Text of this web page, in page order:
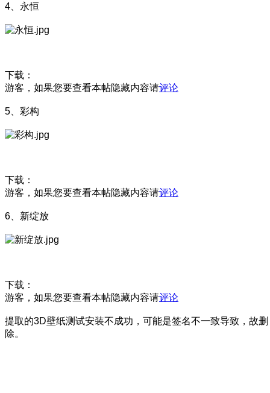
4、永恒
下载：
游客，如果您要查看本帖隐藏内容请评论
5、彩构
下载：
游客，如果您要查看本帖隐藏内容请评论
6、新绽放
下载：
游客，如果您要查看本帖隐藏内容请评论
提取的3D壁纸测试安装不成功，可能是签名不一致导致，故删
除。